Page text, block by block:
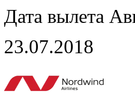
Дата вылета
23.07.2018